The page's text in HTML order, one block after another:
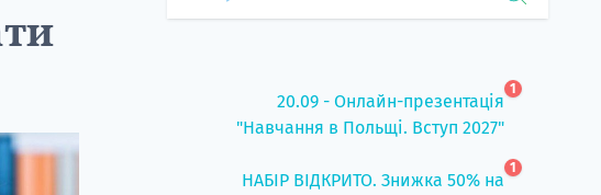
20.09 - Онлайн-презентація
"Навчання в Польщі. Вступ 2027"
1
НАБІР ВІДКРИТО. Знижка 50% на
1